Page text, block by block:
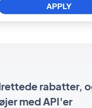
rabatter,
med API'er